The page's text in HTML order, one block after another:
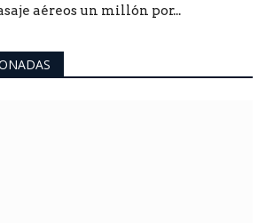
aéreos un millón por...